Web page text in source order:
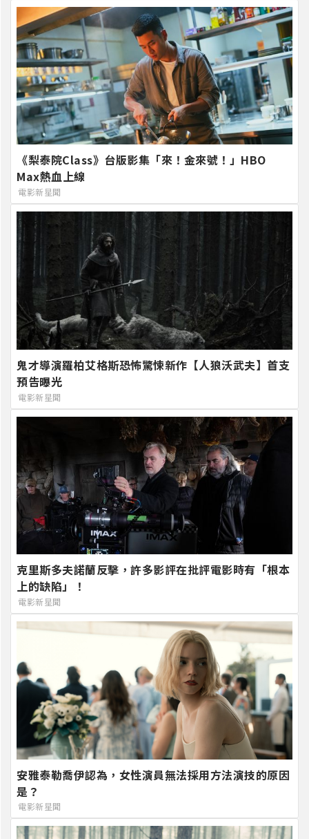
《梨泰院Class》台版影集「來！金來號！」HBO
Max熱血上線
電影新星聞
鬼才導演羅柏艾格斯恐怖驚悚新作【人狼沃武夫】首支
預告曝光
電影新星聞
克里斯多夫諾蘭反擊，許多影評在批評電影時有「根本
上的缺陷」！
電影新星聞
安雅泰勒喬伊認為，女性演員無法採用方法演技的原因
是？
電影新星聞